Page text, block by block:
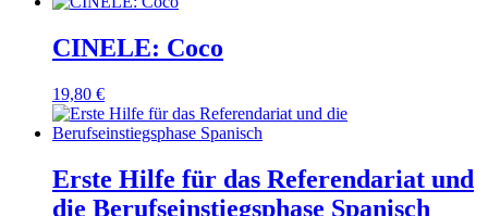
CINELE: Coco
19,80 €
Erste Hilfe für das Referendariat und
die Berufseinstiegsphase Spanisch